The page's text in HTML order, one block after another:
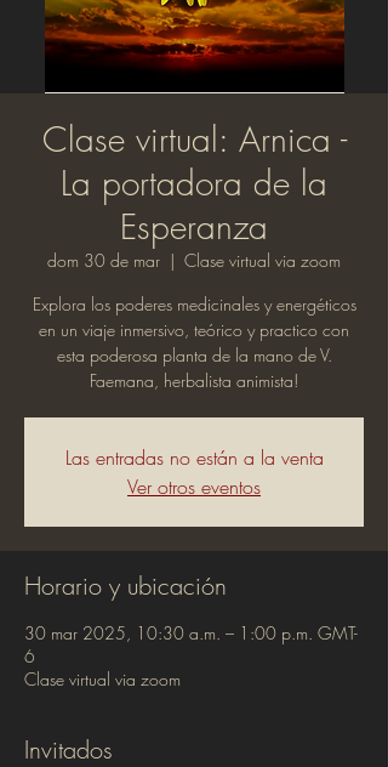
Clase virtual: Arnica -
La portadora de la
Esperanza
dom 30 de mar
  |
Clase virtual via zoom
Explora los poderes medicinales y energéticos
en un viaje inmersivo, teórico y practico con
esta poderosa planta de la mano de V.
Faemana, herbalista animista!
Las entradas no están a la venta
Ver otros eventos
Horario y ubicación
30 mar 2025, 10:30 a.m. – 1:00 p.m. GMT-
6
Clase virtual via zoom
Invitados